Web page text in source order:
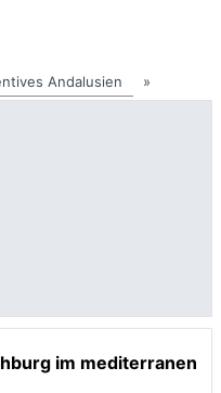
Andalusien »
im mediterranen